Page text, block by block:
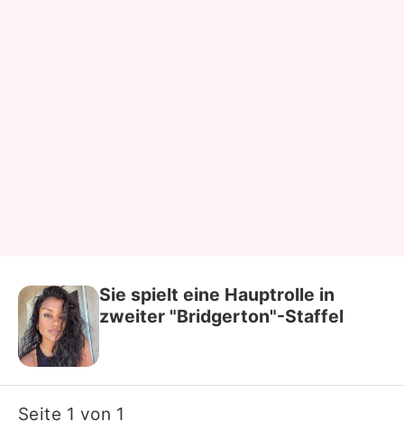
Sie spielt eine Hauptrolle in
zweiter "Bridgerton"-Staffel
Seite 1 von 1